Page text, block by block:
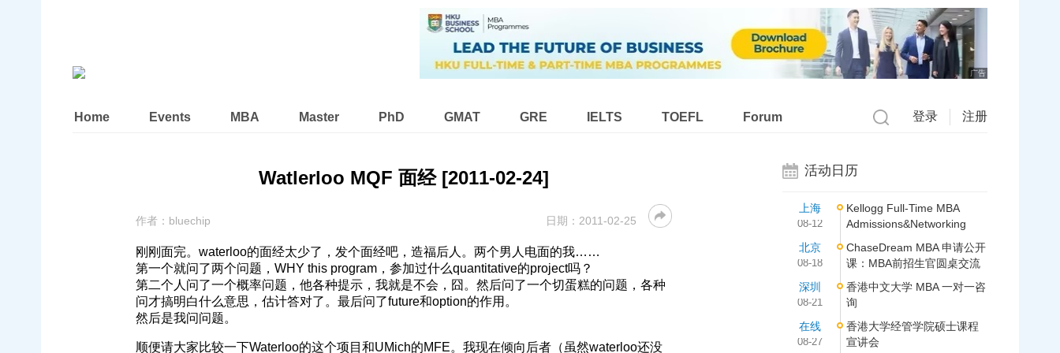
广告
Home Events MBA Master PhD GMAT GRE IELTS TOEFL Forum 登录 注册
Watlerloo MQF 面经 [2011-02-24]
作者： bluechip 日期： 2011-02-25
刚刚面完。waterloo的面经太少了，发个面经吧，造福后人。两个男人电面的我……
第一个就问了两个问题，WHY this program，参加过什么quantitative的project吗？
第二个人问了一个概率问题，他各种提示，我就是不会，囧。然后问了一个切蛋糕的问题，各种
问才搞明白什么意思，估计答对了。最后问了future和option的作用。
然后是我问问题。
顺便请大家比较一下Waterloo的这个项目和UMich的MFE。我现在倾向后者（虽然waterloo还没
活动日历
上海
08-12
Kellogg Full-Time MBA
Admissions&Networking
北京
08-18
ChaseDream MBA 申请公开
课：MBA前招生官圆桌交流
深圳
08-21
香港中文大学 MBA 一对一咨
询
在线
08-27
香港大学经管学院硕士课程
宣讲会